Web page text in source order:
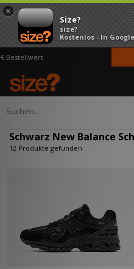
×
Size?
size?
Kostenlos - In
Home Herren
Schwarz New Balance
12 Produkte gefunden